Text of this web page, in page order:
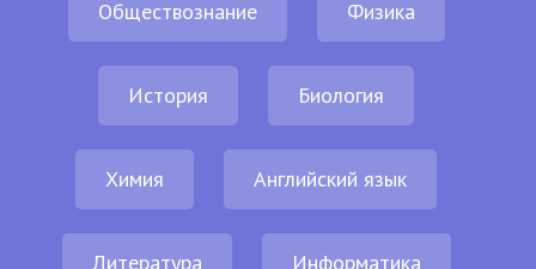
Обществознание Физика
История Биология
Химия Английский язык
Литература Информатика